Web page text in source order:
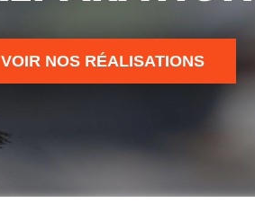
VOIR NOS RÉALISATIONS